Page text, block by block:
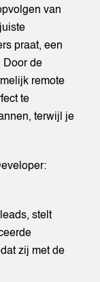
van
praat, een
Door de
remote
te
terwijl je
stelt
zij met de